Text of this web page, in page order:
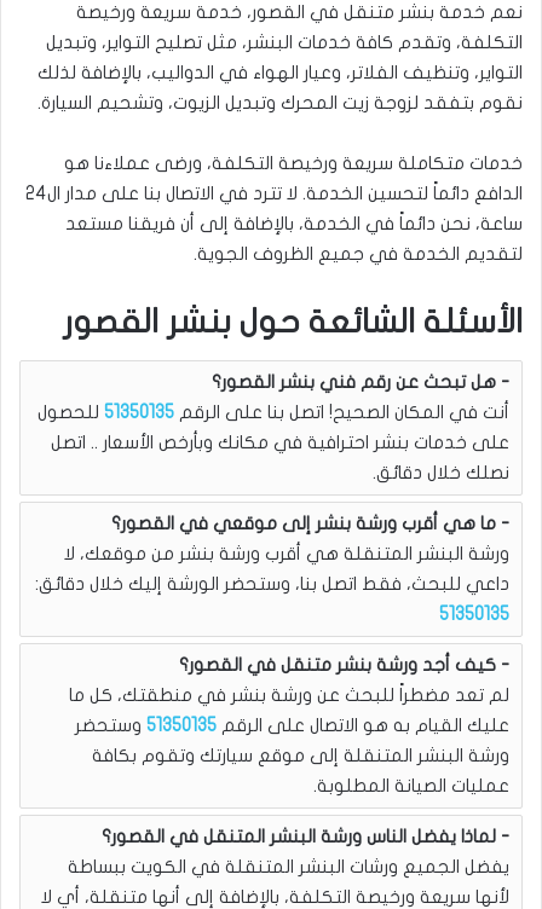
نعم خدمة بنشر متنقل في القصور، خدمة سريعة ورخيصة
التكلفة، وتقدم كافة خدمات البنشر، مثل تصليح التواير، وتبديل
التواير، وتنظيف الفلاتر، وعيار الهواء في الدواليب، بالإضافة لذلك
نقوم بتفقد لزوجة زيت المحرك وتبديل الزيوت، وتشحيم السيارة.
خدمات متكاملة سريعة ورخيصة التكلفة، ورضى عملاءنا هو
الدافع دائماً لتحسين الخدمة. لا تترد في الاتصال بنا على مدار ال24
ساعة، نحن دائماً في الخدمة، بالإضافة إلى أن فريقنا مستعد
لتقديم الخدمة في جميع الظروف الجوية.
الأسئلة الشائعة حول بنشر القصور
هل تبحث عن رقم فني بنشر القصور؟
أنت في المكان الصحيح! اتصل بنا على الرقم 51350135 للحصول
على خدمات بنشر احترافية في مكانك وبأرخص الأسعار .. اتصل
نصلك خلال دقائق.
ما هي أقرب ورشة بنشر إلى موقعي في القصور؟
ورشة البنشر المتنقلة هي أقرب ورشة بنشر من موقعك، لا
داعي للبحث، فقط اتصل بنا، وستحضر الورشة إليك خلال دقائق:
51350135
كيف أجد ورشة بنشر متنقل في القصور؟
لم تعد مضطراً للبحث عن ورشة بنشر في منطقتك، كل ما
عليك القيام به هو الاتصال على الرقم 51350135 وستحضر
ورشة البنشر المتنقلة إلى موقع سيارتك وتقوم بكافة
عمليات الصيانة المطلوبة.
لماذا يفضل الناس ورشة البنشر المتنقل في القصور؟
يفضل الجميع ورشات البنشر المتنقلة في الكويت ببساطة
لأنها سريعة ورخيصة التكلفة، بالإضافة إلى أنها متنقلة، أي لا